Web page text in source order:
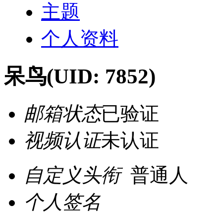
主题
个人资料
呆鸟(UID: 7852)
邮箱状态已验证
视频认证未认证
自定义头衔 普通人
个人签名